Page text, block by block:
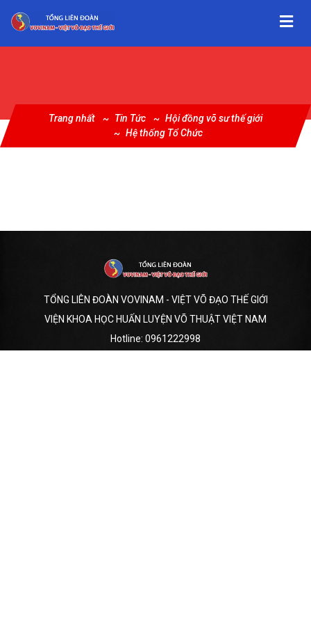
Trang nhất Tin Tức
Hội đồng võ sư thế giới
Hệ thống Tổ Chức
TỔNG LIÊN ĐOÀN VOVINAM - VIỆT VÕ ĐẠO THẾ GIỚI
VIỆN KHOA HỌC HUẤN LUYỆN VÕ THUẬT VIỆT NAM
Hotline: 0961222998